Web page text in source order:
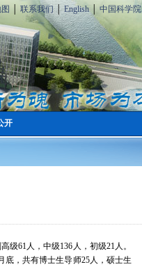
联系我们│ English│ 中国科学院
开
级61人，中级136 人，初级21人。
底，共有博士生导师25人，硕士生